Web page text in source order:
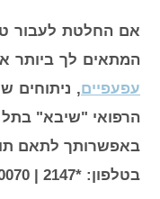
אם החלטת לעבור
המתאים לך ביותר
עפעפיים, ניתוחים
הרפואי "שיבא" בתל
באפשרותך לתאם
בטלפון: *2147 | 054-5570070 (מומלץ לשלוח הודעת ווטסאפ) | במייל: